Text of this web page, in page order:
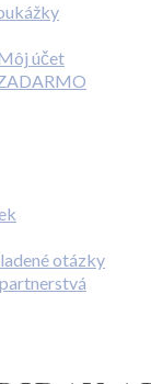
účet
otázky